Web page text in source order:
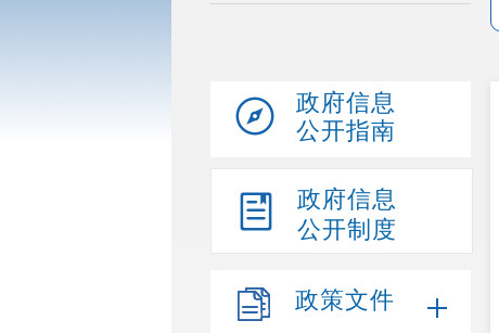
政府信息
公开指南
政府信息
公开制度
政策文件